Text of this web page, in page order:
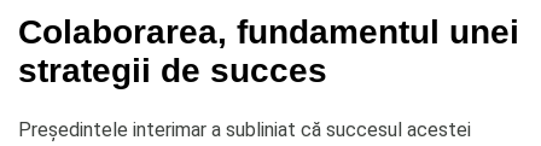
Colaborarea, fundamentul unei
strategii de succes
Președintele interimar a subliniat că succesul acestei